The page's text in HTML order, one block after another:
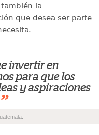
también la
que desea ser parte
invertir en
para que los
y aspiraciones
”